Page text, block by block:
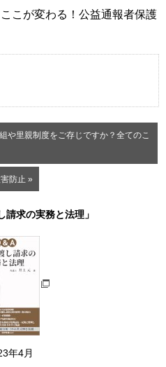
こが変わる！公益通報者保護
や里親制度をご存じですか？全てのこ
防止 »
請求の実務と法理」
年4月